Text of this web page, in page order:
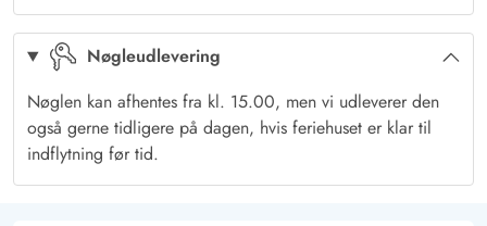
På en lun morgen kan kaffen nydes på den afskærmede
terrasse mod øst og op på dagen kan livet leves på den
dejlige afskærmede og delvist overdækkede terrasse mod vest.
Mod vest er terrassen også helt lukket. Terrassen er udstyret
med havemøbler, liggestole og grill. Der er også tænkt på de
mindste med gynger og sandkasse.
Nøgleudlevering
Nøglen kan afhentes fra kl. 15.00, men vi udleverer den
også gerne tidligere på dagen, hvis feriehuset er klar til
indflytning før tid.